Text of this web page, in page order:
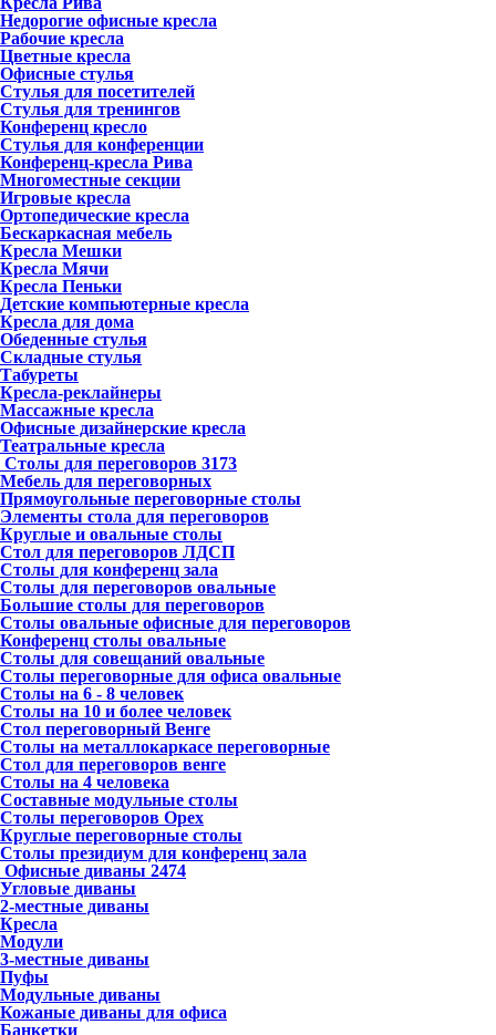
Недорогие офисные кресла
Рабочие кресла
Цветные кресла
Офисные стулья
Стулья для посетителей
Стулья для тренингов
Конференц кресло
Стулья для конференции
Конференц-кресла Рива
Многоместные секции
Игровые кресла
Ортопедические кресла
Бескаркасная мебель
Кресла Мешки
Кресла Мячи
Кресла Пеньки
Детские компьютерные кресла
Кресла для дома
Обеденные стулья
Складные стулья
Табуреты
Кресла-реклайнеры
Массажные кресла
Офисные дизайнерские кресла
Театральные кресла
Столы для переговоров 3173
Мебель для переговорных
Прямоугольные переговорные столы
Элементы стола для переговоров
Круглые и овальные столы
Стол для переговоров ЛДСП
Столы для конференц зала
Столы для переговоров овальные
Большие столы для переговоров
Столы овальные офисные для переговоров
Конференц столы овальные
Столы для совещаний овальные
Столы переговорные для офиса овальные
Столы на 6 - 8 человек
Столы на 10 и более человек
Стол переговорный Венге
Столы на металлокаркасе переговорные
Стол для переговоров венге
Столы на 4 человека
Составные модульные столы
Столы переговоров Орех
Круглые переговорные столы
Столы президиум для конференц зала
Офисные диваны 2474
Угловые диваны
2-местные диваны
Кресла
Модули
3-местные диваны
Пуфы
Модульные диваны
Кожаные диваны для офиса
Банкетки